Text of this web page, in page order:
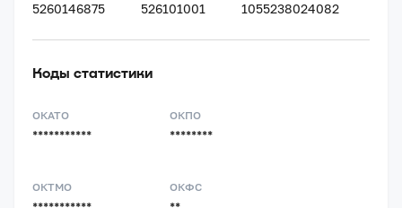
5260146875 526101001 1055238024082
Коды статистики
ОКАТО
***********
ОКПО
********
ОКТМО ОКФС